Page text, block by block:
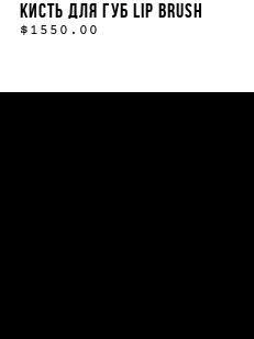
КИСТЬ ДЛЯ ГУБ LIP BRUSH
$1550.00